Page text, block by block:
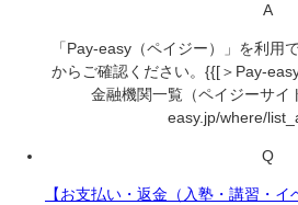
A
「Pay-easy（ペイジー）」を利用
からご確認ください。{{[＞Pay-
金融機関一覧（ペイジーサイ
easy.jp/where/
Q
【お支払い・返金（入塾・講習・